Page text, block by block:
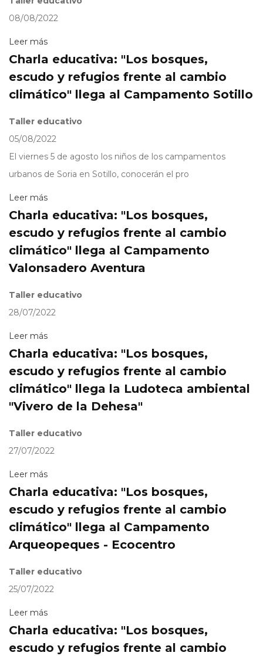
08/08/2022
Leer más
Charla educativa: "Los bosques,
escudo y refugios frente al cambio
climático" llega al Campamento Sotillo
Taller educativo
05/08/2022
El viernes 5 de agosto los niños de los campamentos
urbanos de Soria en Sotillo, conocerán el pro
Leer más
Charla educativa: "Los bosques,
escudo y refugios frente al cambio
climático" llega al Campamento
Valonsadero Aventura
Taller educativo
28/07/2022
Leer más
Charla educativa: "Los bosques,
escudo y refugios frente al cambio
climático" llega la Ludoteca ambiental
"Vivero de la Dehesa"
Taller educativo
27/07/2022
Leer más
Charla educativa: "Los bosques,
escudo y refugios frente al cambio
climático" llega al Campamento
Arqueopeques - Ecocentro
Taller educativo
25/07/2022
Leer más
Charla educativa: "Los bosques,
escudo y refugios frente al cambio